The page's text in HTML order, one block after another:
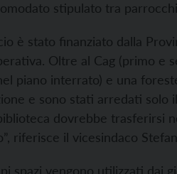
stipulato tra
è stato finanziato dalla
Oltre al Cag (primo e
piano interrato) e una
e sono stati arredati solo
dovrebbe trasferirsi
riferisce il vicesindaco
spazi vengono utilizzati dai